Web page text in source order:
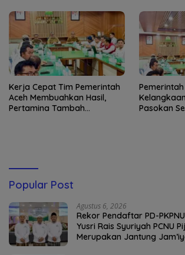
Kerja Cepat Tim Pemerintah
Aceh Membuahkan Hasil,
Pertamina Tambah
Pasokan
Popular Post
Agustus 6, 2026
Rekor Pendaftar PD-
Yusri Rais Syuriyah PCNU
Merupakan Jantung